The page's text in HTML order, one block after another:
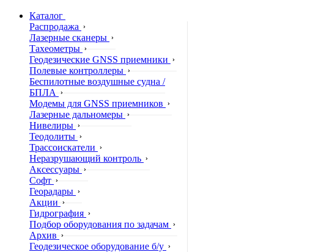
Каталог
Распродажа
Лазерные сканеры
Тахеометры
Геодезические GNSS приемники
Полевые контроллеры
Беспилотные воздушные судна /
БПЛА
Модемы для GNSS приемников
Лазерные дальномеры
Нивелиры
Теодолиты
Трассоискатели
Неразрушающий контроль
Аксессуары
Софт
Георадары
Акции
Гидрография
Подбор оборудования по задачам
Архив
Геодезическое оборудование б/у